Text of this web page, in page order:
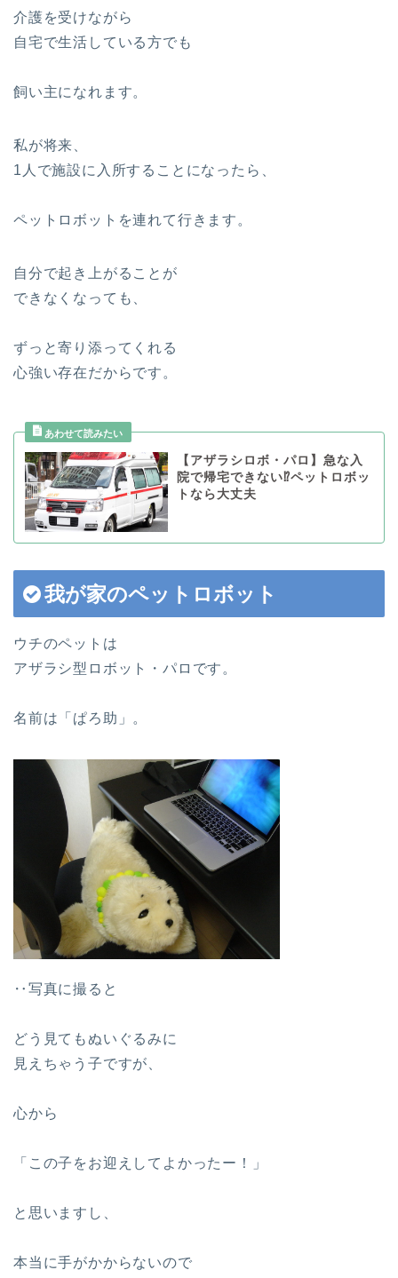
介護を受けながら
自宅で生活している方でも
飼い主になれます。
私が将来、
1人で施設に入所することになったら、
ペットロボットを連れて行きます。
自分で起き上がることが
できなくなっても、
ずっと寄り添ってくれる
心強い存在だからです。
【アザラシロボ・パロ】急な入
院で帰宅できない⁉︎ペットロボッ
トなら大丈夫
我が家のペットロボット
ウチのペットは
アザラシ型ロボット・パロです。
名前は「ぱろ助」。
‥写真に撮ると
どう見てもぬいぐるみに
見えちゃう子ですが、
心から
「この子をお迎えしてよかったー！」
と思いますし、
本当に手がかからないので